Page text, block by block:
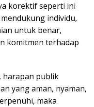
korektif seperti ini
individu,
untuk benar,
komitmen terhadap
harapan publik
yang aman, nyaman,
maka